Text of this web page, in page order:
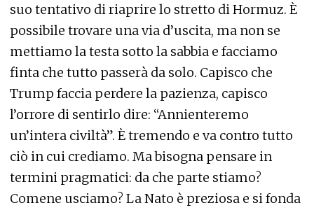
suo tentativo di riaprire lo stretto di Hormuz. È
possibile trovare una via d’uscita, ma non se
mettiamo la testa sotto la sabbia e facciamo
finta che tutto passerà da solo. Capisco che
Trump faccia perdere la pazienza, capisco
l’orrore di sentirlo dire: “Annienteremo
un’intera civiltà”. È tremendo e va contro tutto
ciò in cui crediamo. Ma bisogna pensare in
termini pragmatici: da che parte stiamo?
Comene usciamo? La Nato è preziosa e si fonda